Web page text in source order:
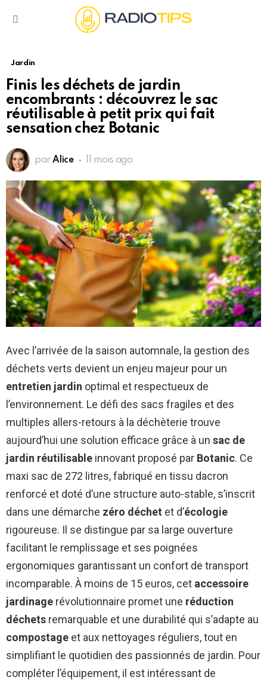
Jardin
Finis les déchets de jardin
encombrants : découvrez le sac
réutilisable à petit prix qui fait
sensation chez Botanic
par Alice 11 mois ago
Avec l’arrivée de la saison automnale, la gestion des
déchets verts devient un enjeu majeur pour un
entretien jardin optimal et respectueux de
l’environnement. Le défi des sacs fragiles et des
multiples allers-retours à la déchèterie trouve
aujourd’hui une solution efficace grâce à un sac de
jardin réutilisable innovant proposé par Botanic. Ce
maxi sac de 272 litres, fabriqué en tissu dacron
renforcé et doté d’une structure auto-stable, s’inscrit
dans une démarche zéro déchet et d’écologie
rigoureuse. Il se distingue par sa large ouverture
facilitant le remplissage et ses poignées
ergonomiques garantissant un confort de transport
incomparable. À moins de 15 euros, cet accessoire
jardinage révolutionnaire promet une réduction
déchets remarquable et une durabilité qui s’adapte au
compostage et aux nettoyages réguliers, tout en
simplifiant le quotidien des passionnés de jardin. Pour
compléter l’équipement, il est intéressant de